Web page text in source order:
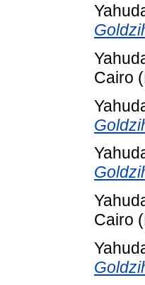
Cairo
Cairo